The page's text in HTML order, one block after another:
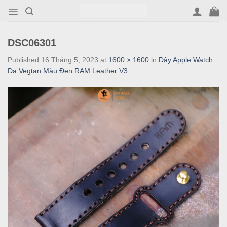
DSC06301
Published 16 Tháng 5, 2023 at 1600 × 1600 in Dây Apple Watch
Da Vegtan Màu Đen RAM Leather V3